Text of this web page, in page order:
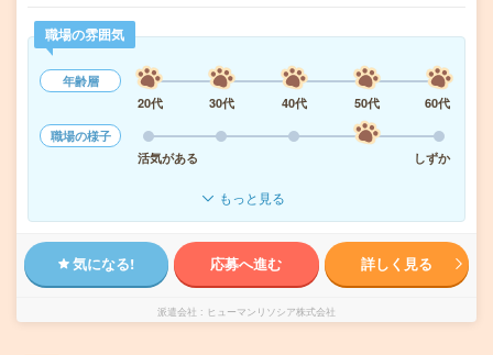
職場の雰囲気
年齢層
20代
30代 40代 50代
60代
職場の様子
活気がある
しずか
もっと見る
気になる! 応募へ進む 詳しく見る
派遣会社 ヒューマンリソシア株式会社